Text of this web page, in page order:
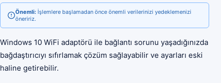
Önemli: İşlemlere başlamadan önce önemli verilerinizi yedeklemenizi
öneririz.
Windows 10 WiFi adaptörü ile bağlantı sorunu yaşadığınızda
bağdaştırıcıyı sıfırlamak çözüm sağlayabilir ve ayarları eski
haline getirebilir.